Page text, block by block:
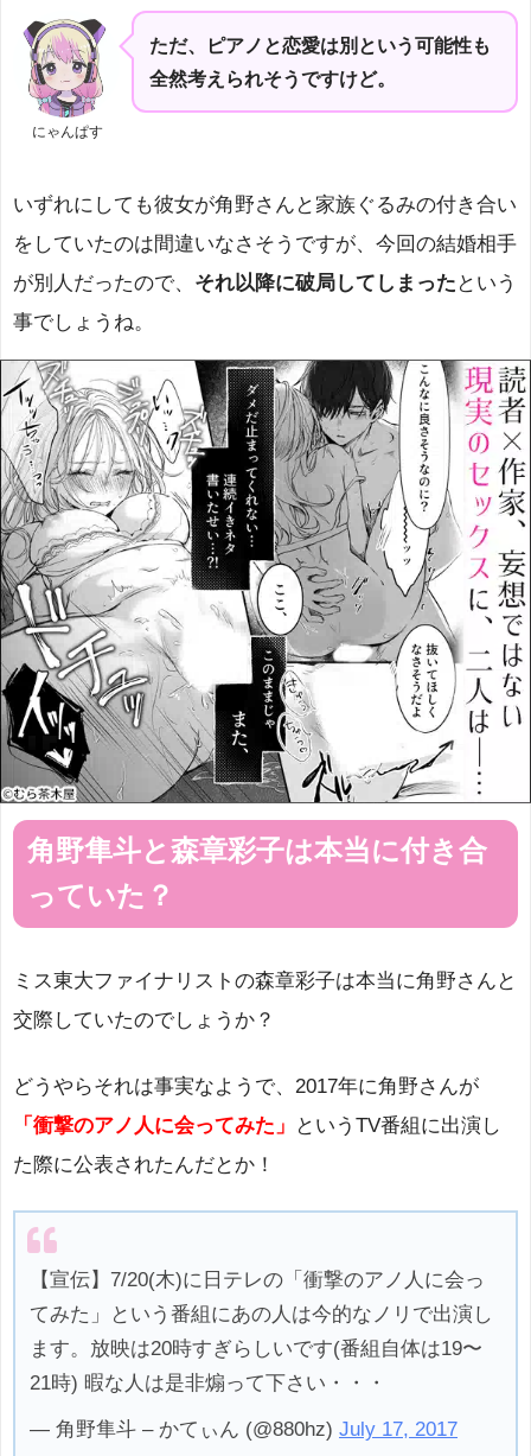
にゃんぱす
ただ、ピアノと恋愛は別という可能性も
全然考えられそうですけど。
いずれにしても彼女が角野さんと家族ぐるみの付き合い
をしていたのは間違いなさそうですが、今回の結婚相手
が別人だったので、 それ以降に破局してしまった という
事でしょうね。
角野隼斗と森章彩子は本当に付き合
っていた？
ミス東大ファイナリストの森章彩子は本当に角野さんと
交際していたのでしょうか？
どうやらそれは事実なようで、2017年に角野さんが
「衝撃のアノ人に会ってみた」
というTV番組に出演し
た際に公表されたんだとか！
【宣伝】7/20(木)に日テレの「衝撃のアノ人に会っ
てみた」という番組にあの人は今的なノリで出演し
ます。放映は20時すぎらしいです(番組自体は19〜
21時) 暇な人は是非煽って下さい・・・
— 角野隼斗 – かてぃん (@880hz) July 17, 2017